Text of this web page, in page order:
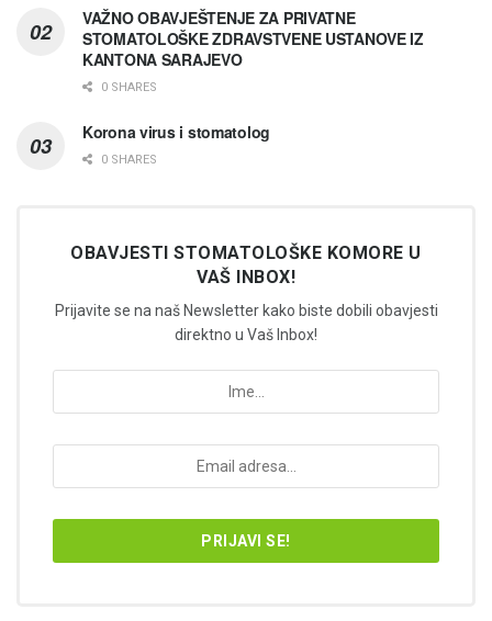
VAŽNO OBAVJEŠTENJE ZA PRIVATNE
STOMATOLOŠKE ZDRAVSTVENE USTANOVE IZ
KANTONA SARAJEVO
0 SHARES
Korona virus i stomatolog
0 SHARES
OBAVJESTI STOMATOLOŠKE KOMORE U
VAŠ INBOX!
Prijavite se na naš Newsletter kako biste dobili obavjesti
direktno u Vaš Inbox!